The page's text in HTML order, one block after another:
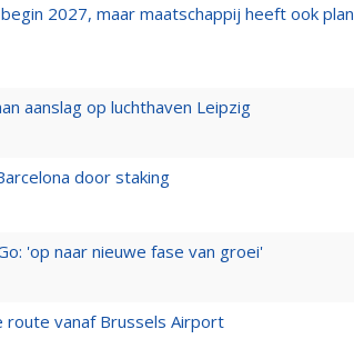
2027, maar maatschappij heeft ook plan
aanslag op luchthaven Leipzig
door staking
'op naar nieuwe fase van groei'
route vanaf Brussels Airport